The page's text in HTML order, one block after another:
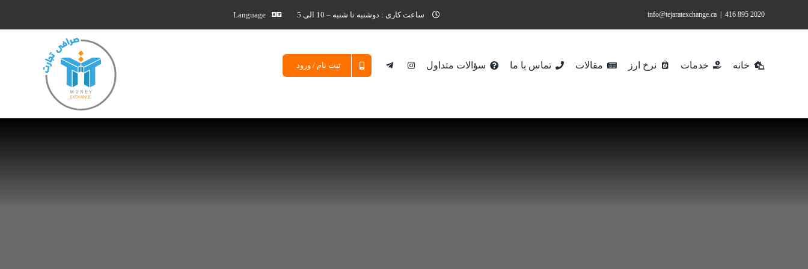
2020 895 416
info@tejaratexchange.ca ساعت کاری : دوشنبه تا شنبه – 10 الی 5 Language
خانه خدمات نرخ ارز مقالات تماس با ما سؤالات متداول ثبت نام / ورود